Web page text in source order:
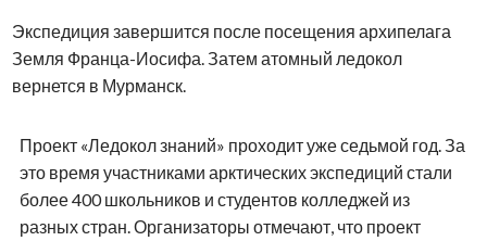
Экспедиция завершится после посещения архипелага
Земля Франца-Иосифа. Затем атомный ледокол
вернется в Мурманск.
Проект «Ледокол знаний» проходит уже седьмой год. За
это время участниками арктических экспедиций стали
более 400 школьников и студентов колледжей из
разных стран. Организаторы отмечают, что проект